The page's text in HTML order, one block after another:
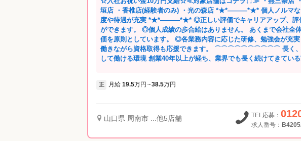
垣店 ・香椎店(経験者のみ) ・光の森店 *★*―――*★* 個人ノルマなし！ 働き易い制
度や待遇が充実 *★*―――*★* ◎正しい評価でキャリアアップ、評価を受けること
ができます。 ◎個人成績の歩合給はありません。 あくまで会社全
価を原則としています。 ◎各業務内容に応じた研修、勉強会が充
働きながら資格取得も応援できます。 ⌒⌒⌒⌒⌒⌒⌒⌒⌒⌒ 長く、いつまでも安心
して働ける環境 創業40年以上が経ち、業界でも長く続けてきている実績がありま
です。 女性が主役であり、見本になるスタッフも多く活躍中🔶*
まですが、ひとり一人に合った研修内容で進めています。 好きで始めたエステティ
ックの仕事。 長く楽しく続けてほしいから、会社はあなたを全力で
正 月給 19.5万円 ~38.5万円
山口県 周南市 ...他5店舗 TEL応募：
求人番号：